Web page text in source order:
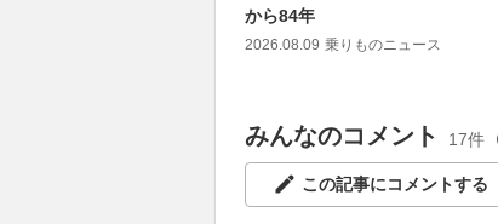
から84年
2026.08.09 乗りものニュース
みんなのコメント 17件
この記事にコメントする